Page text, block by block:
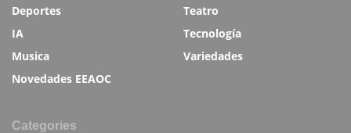
Deportes
IA
Musica
Novedades EEAOC
Teatro
Tecnología
Variedades
Categories